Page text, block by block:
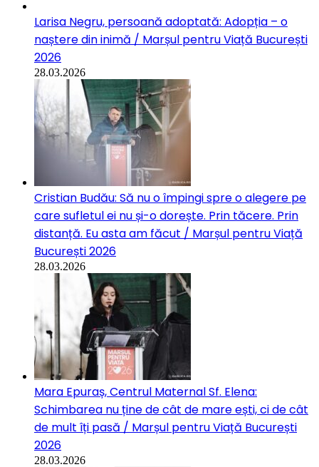
Larisa Negru, persoană adoptată: Adopția – o
naștere din inimă / Marșul pentru Viață București
2026
28.03.2026
Cristian Budău: Să nu o împingi spre o alegere pe
care sufletul ei nu și-o dorește. Prin tăcere. Prin
distanță. Eu asta am făcut / Marșul pentru Viață
București 2026
28.03.2026
Mara Epuraș, Centrul Maternal Sf. Elena:
Schimbarea nu ține de cât de mare ești, ci de cât
de mult îți pasă / Marșul pentru Viață București
2026
28.03.2026